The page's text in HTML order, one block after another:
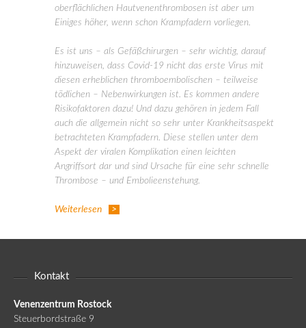
oberflächlichen Hautvenenthrombosen ist aber um
Einiges höher, wenn schon Krampfadern vorliegen.
Es ist uns – als Gefäßchirurgen – sehr wichtig, darauf
hinzuweisen, dass Covid-19 nicht das erste Virus mit
diesen erheblichen thromboembolischen – teilweise
tödlichen – Nebenwirkungen ist. Es kommen andere
Risikofaktoren dazu! Und dazu gehören in jedem Fall
auch die allgemein nicht so sehr unter Krankheitsaspekt
betrachteten Krampfadern. Diese stellen unter dem
Aspekt der viralen Komplikation einen leichten
Angriffsort dar und sind Ursache für eine sehr schnelle
Thrombose – und Embolieenstehung.
Weiterlesen
Kontakt
Venenzentrum Rostock
Steuerbordstraße 9